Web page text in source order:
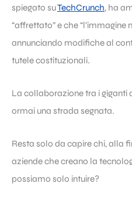
spiegato suTechCrunch, ha
“affrettato” e che “l’immagine
annunciando modifiche al
tutele costituzionali.
La collaborazione tra i giganti
ormai una strada segnata.
Resta solo da capire chi, alla
aziende che creano la
possiamo solo intuire?